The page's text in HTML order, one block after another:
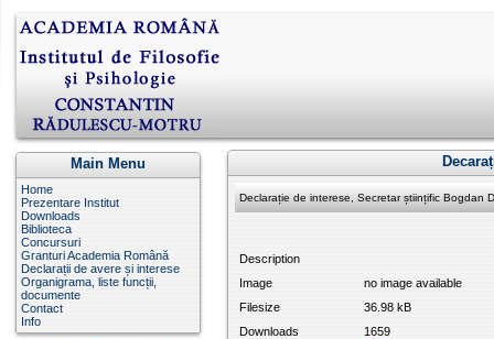
Main Menu
Home
Prezentare Institut
Downloads
Biblioteca
Concursuri
Granturi Academia Română
Declarații de avere și interese
Organigrama, liste funcții,
documente
Contact
Info
Declarație de interese, Secretar științific Bogdan
Description
Image
no image available
Filesize
36.98 kB
Downloads
1659